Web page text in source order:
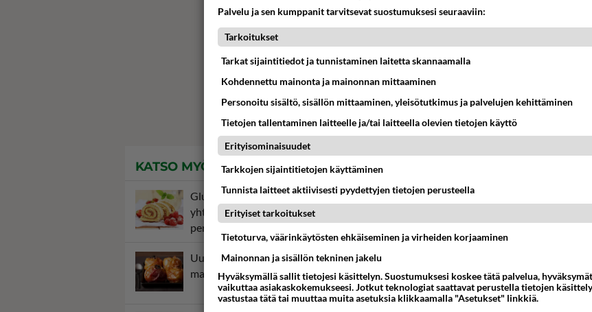
KATSO MYÖS
Gluteeniton kääretorttu on
yhtä hyvää kuin
peruskääretorttu.
Omenahyve on raikas ja helppo
tai tv:n äärelle.
Uuniomenat on helppo ja
maistuva herkku.
perinneherkku pasha maistuu
koko kansalle.
Palvelu ja sen kumppanit tarvitsevat suostumuksesi seuraaviin:
Tarkoitukset
Tarkat sijaintitiedot ja tunnistaminen laitetta skannaamalla
Kohdennettu mainonta ja mainonnan mittaaminen
Personoitu sisältö, sisällön mittaaminen, yleisötutkimus ja palvelujen kehittäminen
Tietojen tallentaminen laitteelle ja/tai laitteella olevien tietojen käyttö
Erityisominaisuudet
Tarkkojen sijaintitietojen käyttäminen
Tunnista laitteet aktiivisesti pyydettyjen tietojen perusteella
Erityiset tarkoitukset
Tietoturva, väärinkäytösten ehkäiseminen ja virheiden korjaaminen
Mainonnan ja sisällön tekninen jakelu
Hyväksymällä sallit tietojesi käsittelyn. Suostumuksesi koskee tätä palvelua,
vaikuttaa asiakaskokemukseesi. Jotkut teknologiat saattavat perustella tietojen
vastustaa tätä tai muuttaa muita asetuksia klikkaamalla "Asetukset" linkkiä.